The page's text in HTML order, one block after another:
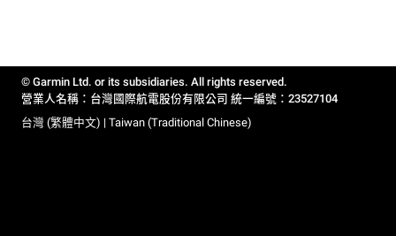
© Garmin Ltd. or its subsidiaries. All rights reserved.
營業人名稱：台灣國際航電股份有限公司 統一編號：23527104
台灣 (繁體中文) | Taiwan (Traditional Chinese)